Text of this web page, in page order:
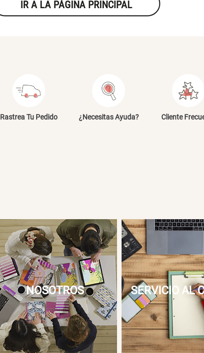
IR A LA PÁGINA PRINCIPAL
Rastrea Tu Pedido ¿Necesitas Ayuda? Cliente
NOSOTROS SERVICIO AL